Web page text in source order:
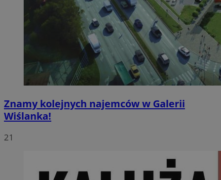
Znamy kolejnych najemców w Galerii
Wiślanka!
21